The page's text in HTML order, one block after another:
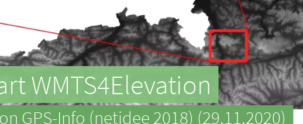
WMTS4Elevation
GPS-Info (netidee 2018) (29.11.2020)